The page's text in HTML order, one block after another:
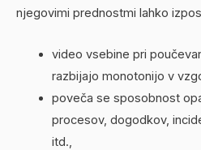
njegovimi prednostmi lahko
video vsebine pri
razbijajo monotonijo v
poveča se sposobnost
procesov, dogodkov,
itd.,